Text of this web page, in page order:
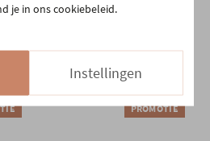
PROMOTIE
je in ons cookiebeleid.
Instellingen